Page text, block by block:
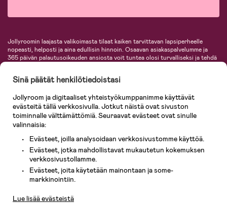
Jollyroomin laajasta valikoimasta tilaat kaiken tarvittavan lapsiperheelle
nopeasti, helposti ja aina edullisin hinnoin. Osaavan asiakaspalvelumme ja
365 päivän palautusoikeuden ansiosta voit tuntea olosi turvalliseksi ja tehdä
vaatteet vauvoille ja lapsille, inspiroivia sisustustuotteita lastenhuoneeseen,
lastentarvikkeita sekä paljon muuta. Meiltä löydät lukuisia tunnettuja
KidKraft, Ergobaby, Philips Avent, Neonate, Cybex, LEGO ja monia muita!
Tervetuloa shoppailemaan Pohjoismaiden suurimpaan lastentarvikkeiden
verkkokauppaan!
Sinä päätät henkilötiedoistasi
Jollyroom ja digitaaliset yhteistyökumppanimme käyttävät
evästeitä tällä verkkosivulla. Jotkut näistä ovat sivuston
toiminnalle välttämättömiä. Seuraavat evästeet ovat sinulle
valinnaisia:
Evästeet, joilla analysoidaan verkkosivustomme käyttöä.
Evästeet, jotka mahdollistavat mukautetun kokemuksen
verkkosivustollamme.
Evästeet, joita käytetään mainontaan ja some-
markkinointiin.
Lue lisää evästeistä